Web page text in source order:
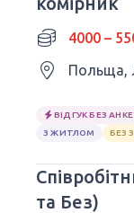
4000 –
Польща,
ВІДГУК БЕЗ
З ЖИТЛОМ
БЕЗ
та Без)